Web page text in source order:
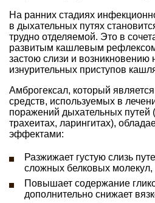
На ранних стадиях
в дыхательных путях
трудно отделяемой. Это в
развитым кашлевым
застою слизи и возникновению
изнурительных приступов
Амброгексал, который
средств, используемых в
поражений дыхательных путей
трахеитах, ларингитах),
эффектами:
Разжижает густую слизь
сложных белковых молекул,
Повышает содержание
дополнительно снижает